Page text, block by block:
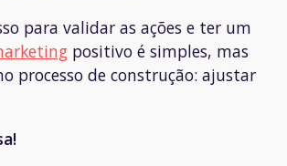
para validar as ações e ter um
positivo é simples, mas
processo de construção: ajustar